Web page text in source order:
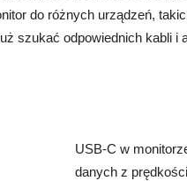
do różnych urządzeń,
szukać odpowiednich kabli i
USB-C w
danych z